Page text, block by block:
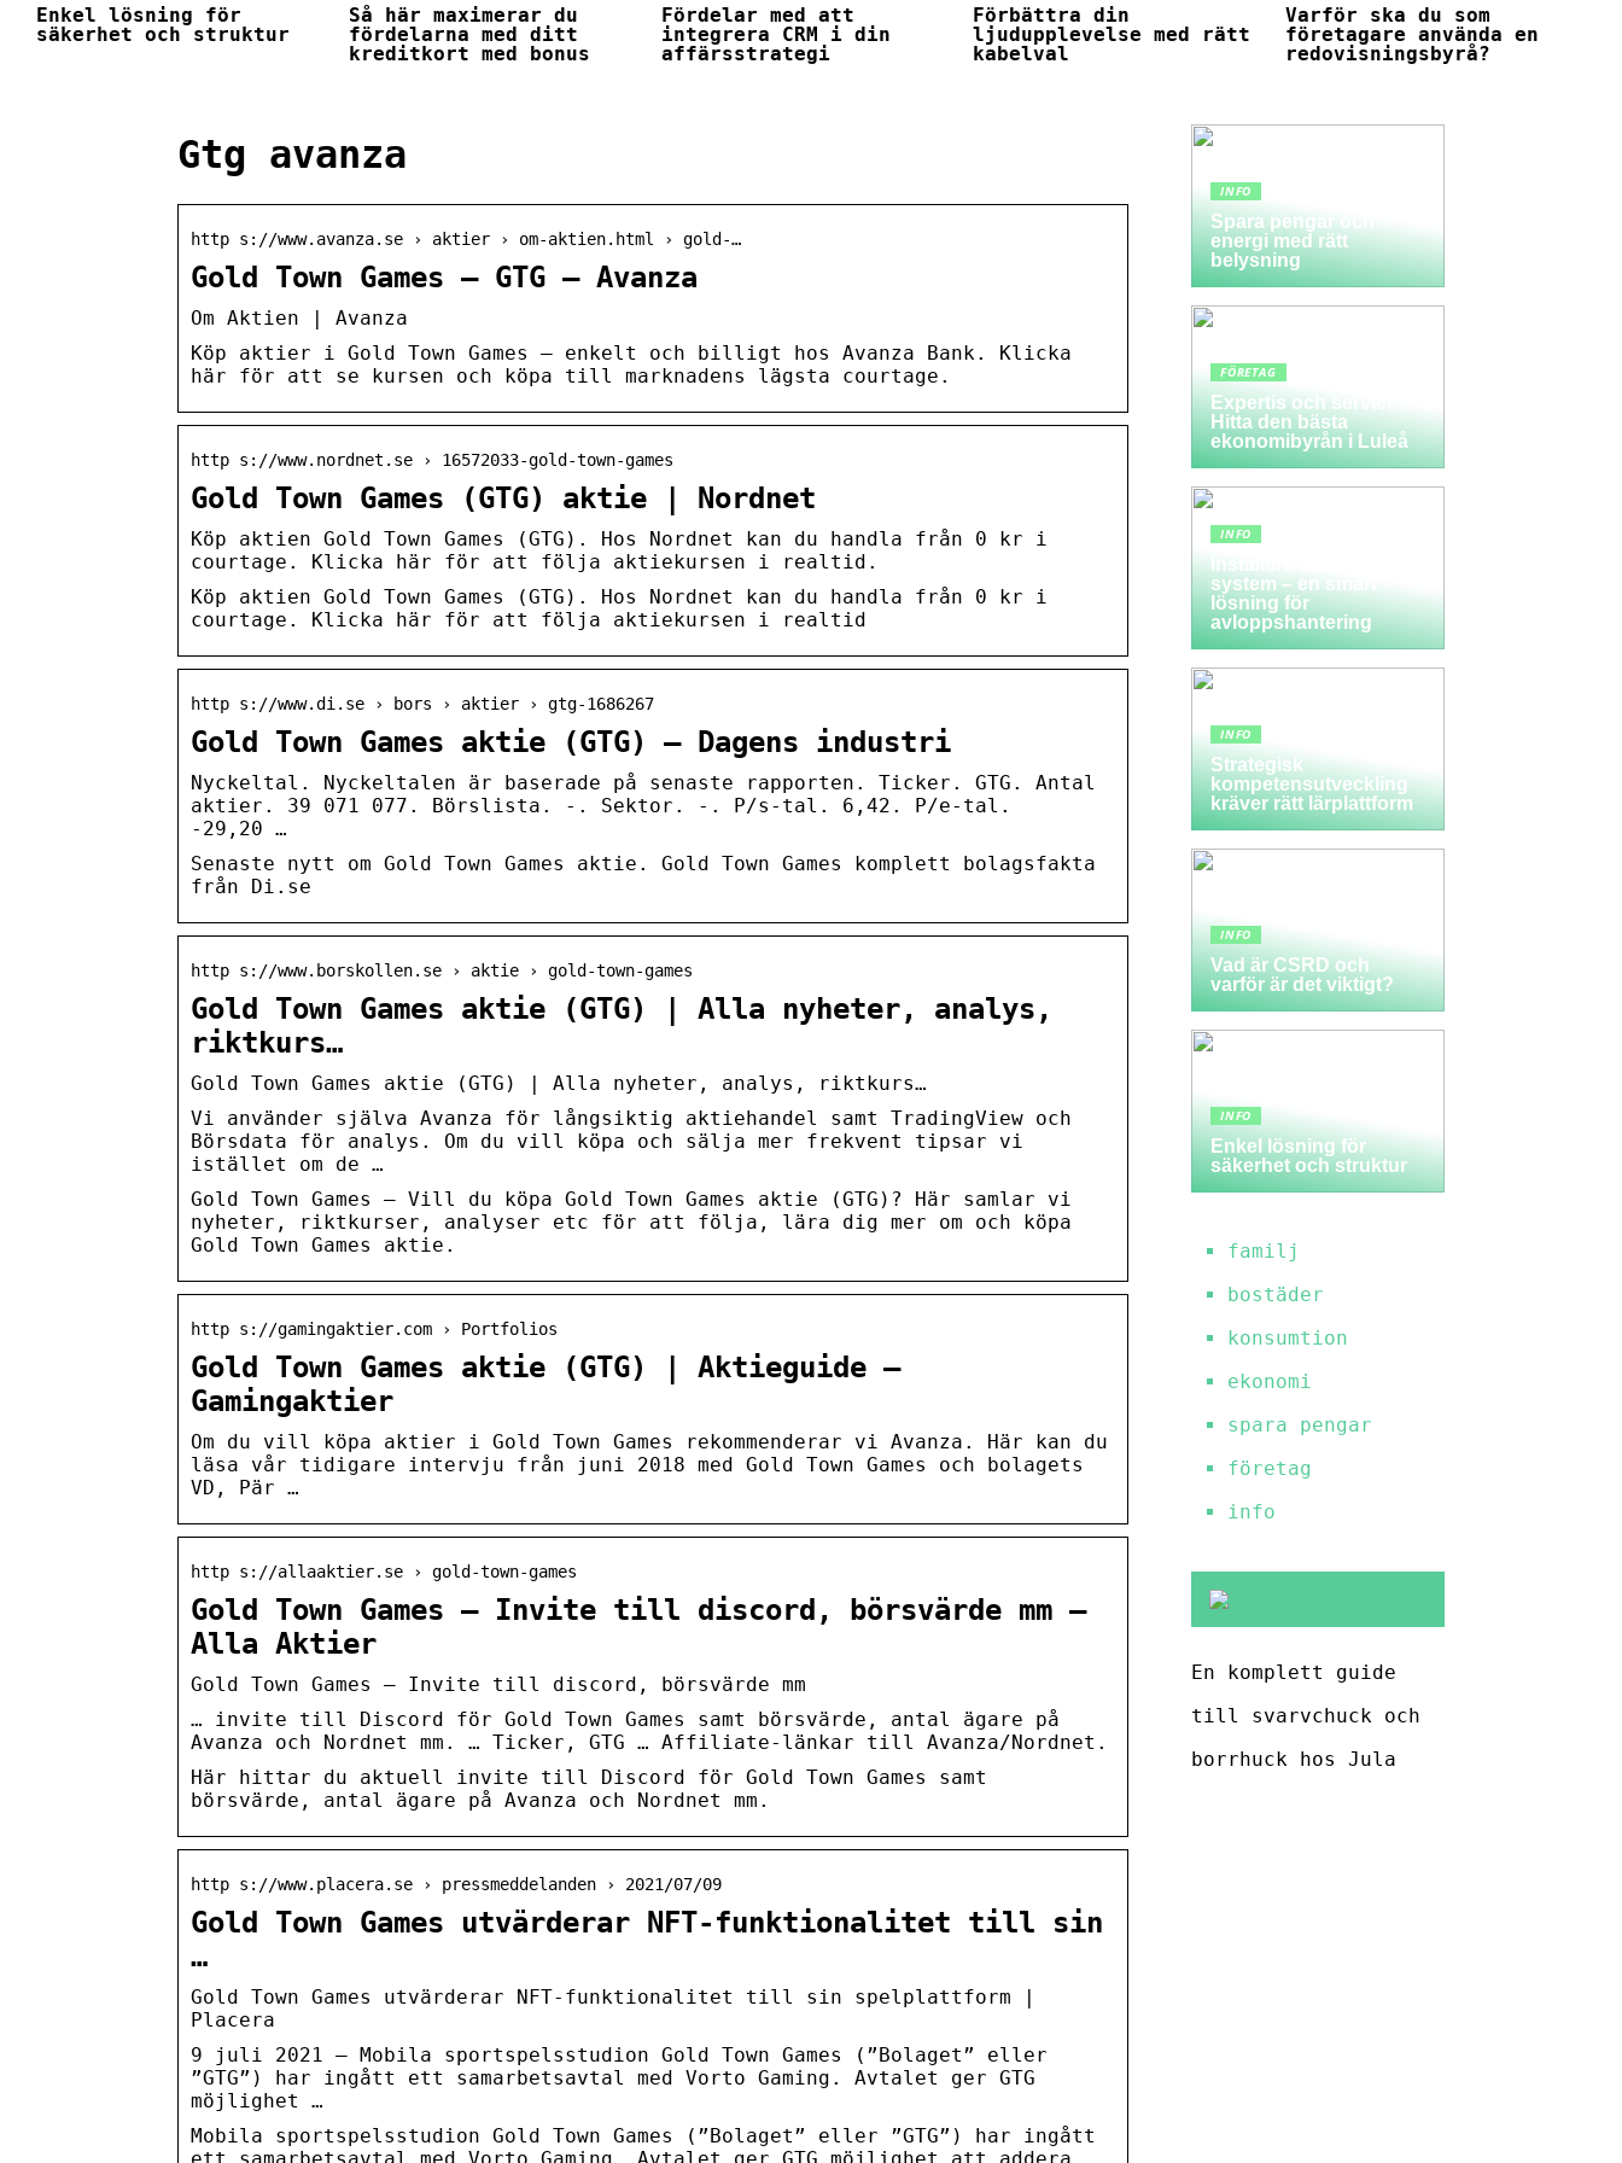
Enkel lösning för
säkerhet och struktur
Så här maximerar du
fördelarna med ditt
kreditkort med bonus
Fördelar med att
integrera CRM i din
affärsstrategi
Förbättra din
ljudupplevelse med rätt
kabelval
Varför ska du som
företagare använda en
redovisningsbyrå?
Gtg avanza
http s://www.avanza.se › aktier › om-aktien.html › gold-…
Gold Town Games – GTG – Avanza
Om Aktien | Avanza
Köp aktier i Gold Town Games – enkelt och billigt hos Avanza Bank. Klicka
här för att se kursen och köpa till marknadens lägsta courtage.
http s://www.nordnet.se › 16572033-gold-town-games
Gold Town Games (GTG) aktie | Nordnet
Köp aktien Gold Town Games (GTG). Hos Nordnet kan du handla från 0 kr i
courtage. Klicka här för att följa aktiekursen i realtid.
Köp aktien Gold Town Games (GTG). Hos Nordnet kan du handla från 0 kr i
courtage. Klicka här för att följa aktiekursen i realtid
http s://www.di.se › bors › aktier › gtg-1686267
Gold Town Games aktie (GTG) – Dagens industri
Nyckeltal. Nyckeltalen är baserade på senaste rapporten. Ticker. GTG. Antal
aktier. 39 071 077. Börslista. -. Sektor. -. P/s-tal. 6,42. P/e-tal.
-29,20 …
Senaste nytt om Gold Town Games aktie. Gold Town Games komplett bolagsfakta
från Di.se
http s://www.borskollen.se › aktie › gold-town-games
Gold Town Games aktie (GTG) | Alla nyheter, analys,
riktkurs…
Gold Town Games aktie (GTG) | Alla nyheter, analys, riktkurs…
Vi använder själva Avanza för långsiktig aktiehandel samt TradingView och
Börsdata för analys. Om du vill köpa och sälja mer frekvent tipsar vi
istället om de …
Gold Town Games – Vill du köpa Gold Town Games aktie (GTG)? Här samlar vi
nyheter, riktkurser, analyser etc för att följa, lära dig mer om och köpa
Gold Town Games aktie.
http s://gamingaktier.com › Portfolios
Gold Town Games aktie (GTG) | Aktieguide –
Gamingaktier
Om du vill köpa aktier i Gold Town Games rekommenderar vi Avanza. Här kan du
läsa vår tidigare intervju från juni 2018 med Gold Town Games och bolagets
VD, Pär …
http s://allaaktier.se › gold-town-games
Gold Town Games – Invite till discord, börsvärde mm –
Alla Aktier
Gold Town Games – Invite till discord, börsvärde mm
… invite till Discord för Gold Town Games samt börsvärde, antal ägare på
Avanza och Nordnet mm. … Ticker, GTG … Affiliate-länkar till Avanza/Nordnet.
Här hittar du aktuell invite till Discord för Gold Town Games samt
börsvärde, antal ägare på Avanza och Nordnet mm.
http s://www.placera.se › pressmeddelanden › 2021/07/09
Gold Town Games utvärderar NFT-funktionalitet till sin
…
Gold Town Games utvärderar NFT-funktionalitet till sin spelplattform |
Placera
9 juli 2021 — Mobila sportspelsstudion Gold Town Games (”Bolaget” eller
”GTG”) har ingått ett samarbetsavtal med Vorto Gaming. Avtalet ger GTG
möjlighet …
Mobila sportspelsstudion Gold Town Games (”Bolaget” eller ”GTG”) har ingått
INFO
Spara pengar och
energi med rätt
belysning
FÖRETAG
Expertis och service:
Hitta den bästa
ekonomibyrån i Luleå
INFO
Installera ett LTA-
system – en smart
lösning för
avloppshantering
INFO
Strategisk
kompetensutveckling
kräver rätt lärplattform
INFO
Vad är CSRD och
varför är det viktigt?
INFO
Enkel lösning för
säkerhet och struktur
familj
bostäder
konsumtion
ekonomi
spara pengar
företag
info
En komplett guide
till svarvchuck och
borrhuck hos Jula